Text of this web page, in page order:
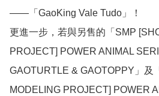
——「GaoKing Vale Tudo」！
更進一步，若與另售的「SMP
PROJECT] POWER ANIMAL
GAOTURTLE & GAOTOPPY」及
MODELING PROJECT] POWER